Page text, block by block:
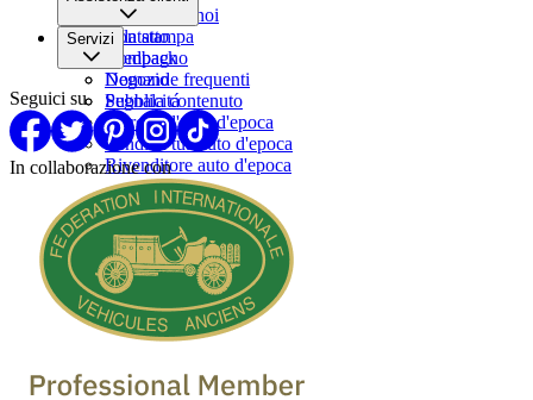
Lavora con noi
Sala stampa
Compagno
Contatto
Feedback
Domande frequenti
Segnala contenuto
Servizi
Negozio
Pubblicitá
Marche d'auto d'epoca
Vendi la tua auto d'epoca
Rivenditore auto d'epoca
Seguici su
In collaborazione con